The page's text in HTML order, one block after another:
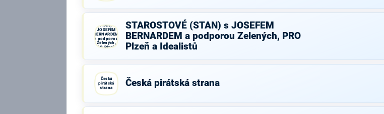
(STAN) s
JOSEFEM
BERNARDEM
a podporou
Zelených,
PRO Plzeň a
STAROSTOVÉ (STAN) s JOSEFEM
BERNARDEM a podporou Zelených, PRO
Plzeň a Idealistů
Česká
pirátská
strana
Česká pirátská strana